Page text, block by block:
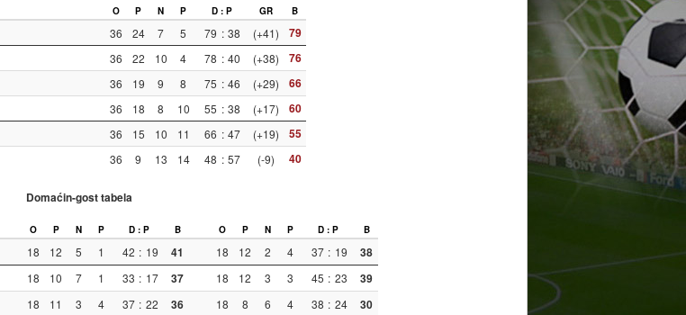
O P N P D : P GR B
36 24 7 5 79 : 38 (+41) 79
36 22 10 4 78 : 40 (+38) 76
36 19 9 8 75 : 46 (+29) 66
36 18 8 10 55 : 38 (+17) 60
36 15 10 11 66 : 47 (+19) 55
36 9 13 14 48 : 57 (-9) 40
Domaćin-gost tabela
O P N P D : P B O P N P D : P B
18 12 5 1 42 : 19 41 18 12 2 4 37 : 19 38
18 10 7 1 33 : 17 37 18 12 3 3 45 : 23 39
18 11 3 4 37 : 22 36 18 8 6 4 38 : 24 30